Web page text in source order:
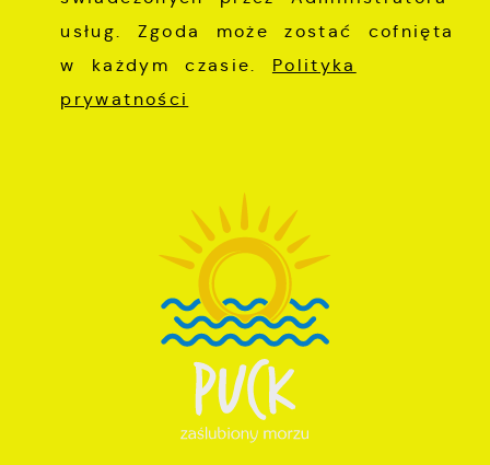
usług. Zgoda może zostać cofnięta
w każdym czasie. Polityka
prywatności